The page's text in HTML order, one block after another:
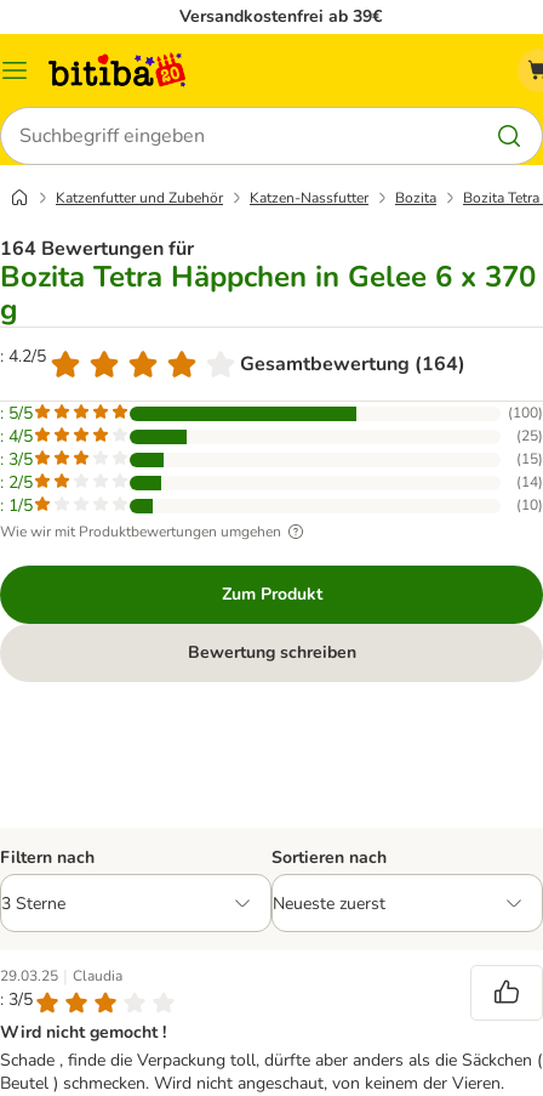
Versandkostenfrei ab 39€
Menü
Suchen
Katzenfutter und Zubehör Katzen-Nassfutter Bozita Bozita
164 Bewertungen für
Bozita Tetra Häppchen in Gelee 6 x 370
g
: 4.2/5 Gesamtbewertung (164)
: 5/5 (100)
: 4/5 (25)
: 3/5 (15)
: 2/5 (14)
: 1/5 (10)
Wie wir mit Produktbewertungen umgehen
Zum Produkt
Bewertung schreiben
Filtern nach Sortieren nach
29.03.25 | Claudia
: 3/5
Wird nicht gemocht !
Schade , finde die Verpackung toll, dürfte aber anders als die Säckchen (
Beutel ) schmecken. Wird nicht angeschaut, von keinem der Vieren.